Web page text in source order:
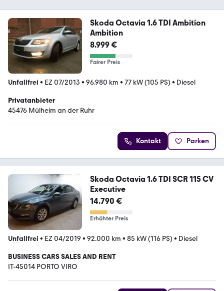
Skoda Octavia 1.6 TDI Ambition
Ambition
8.999 €
Fairer Preis
Unfallfrei • EZ 07/2013 • 96.980 km • 77 kW (105 PS) • Diesel
Privatanbieter
45476 Mülheim an der Ruhr
Kontakt Parken
Skoda Octavia 1.6 TDI SCR 115 CV
Executive
14.790 €
Erhöhter Preis
Unfallfrei • EZ 04/2019 • 92.000 km • 85 kW (116 PS) • Diesel
BUSINESS CARS SALES AND RENT
IT-45014 PORTO VIRO